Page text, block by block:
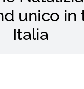
unico in
Italia